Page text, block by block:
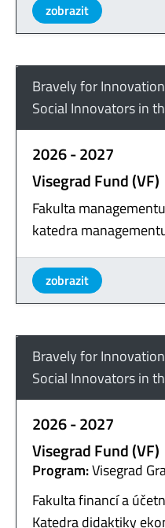
zobrazit
Bravely for
Social Innovators in
2026 - 2027
Visegrad Fund (VF)
Fakulta
katedra
zobrazit
Bravely for
Social Innovators in
2026 - 2027
Visegrad Fund (VF)
Program:Visegrad
Fakulta financí a
Katedra didaktiky